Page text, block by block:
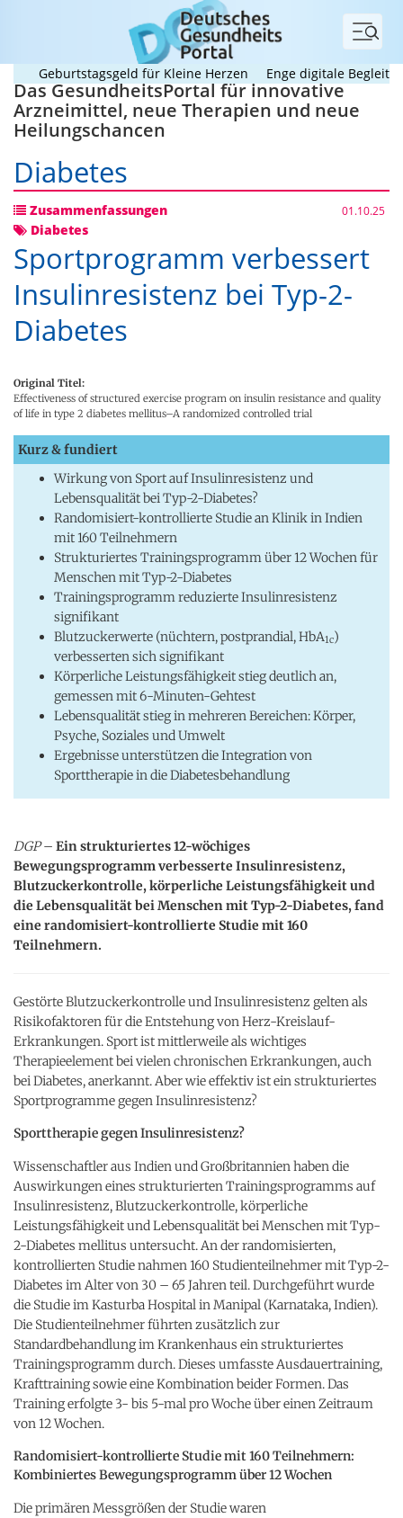
Menü
Geburtstagsgeld für Kleine Herzen Enge digitale Begleitung
Das GesundheitsPortal für innovative
Arzneimittel, neue Therapien und neue
Heilungschancen
Diabetes
Zusammenfassungen 01.10.25
Diabetes
Sportprogramm verbessert
Insulinresistenz bei Typ-2-
Diabetes
Original Titel:
Effectiveness of structured exercise program on insulin resistance and quality
of life in type 2 diabetes mellitus–A randomized controlled trial
Kurz & fundiert
Wirkung von Sport auf Insulinresistenz und
Lebensqualität bei Typ-2-Diabetes?
Randomisiert-kontrollierte Studie an Klinik in Indien
mit 160 Teilnehmern
Strukturiertes Trainingsprogramm über 12 Wochen für
Menschen mit Typ-2-Diabetes
Trainingsprogramm reduzierte Insulinresistenz
signifikant
Blutzuckerwerte (nüchtern, postprandial, HbA1c)
verbesserten sich signifikant
Körperliche Leistungsfähigkeit stieg deutlich an,
gemessen mit 6-Minuten-Gehtest
Lebensqualität stieg in mehreren Bereichen: Körper,
Psyche, Soziales und Umwelt
Ergebnisse unterstützen die Integration von
Sporttherapie in die Diabetesbehandlung
DGP– Ein strukturiertes 12-wöchiges
Bewegungsprogramm verbesserte Insulinresistenz,
Blutzuckerkontrolle, körperliche Leistungsfähigkeit und
die Lebensqualität bei Menschen mit Typ-2-Diabetes, fand
eine randomisiert-kontrollierte Studie mit 160
Teilnehmern.
Gestörte Blutzuckerkontrolle und Insulinresistenz gelten als
Risikofaktoren für die Entstehung von Herz-Kreislauf-
Erkrankungen. Sport ist mittlerweile als wichtiges
Therapieelement bei vielen chronischen Erkrankungen, auch
bei Diabetes, anerkannt. Aber wie effektiv ist ein strukturiertes
Sportprogramme gegen Insulinresistenz?
Sporttherapie gegen Insulinresistenz?
Wissenschaftler aus Indien und Großbritannien haben die
Auswirkungen eines strukturierten Trainingsprogramms auf
Insulinresistenz, Blutzuckerkontrolle, körperliche
Leistungsfähigkeit und Lebensqualität bei Menschen mit Typ-
2-Diabetes mellitus untersucht. An der randomisierten,
kontrollierten Studie nahmen 160 Studienteilnehmer mit Typ-2-
Diabetes im Alter von 30 – 65 Jahren teil. Durchgeführt wurde
die Studie im Kasturba Hospital in Manipal (Karnataka, Indien).
Die Studienteilnehmer führten zusätzlich zur
Standardbehandlung im Krankenhaus ein strukturiertes
Trainingsprogramm durch. Dieses umfasste Ausdauertraining,
Krafttraining sowie eine Kombination beider Formen. Das
Training erfolgte 3- bis 5-mal pro Woche über einen Zeitraum
von 12 Wochen.
Randomisiert-kontrollierte Studie mit 160 Teilnehmern:
Kombiniertes Bewegungsprogramm über 12 Wochen
Die primären Messgrößen der Studie waren